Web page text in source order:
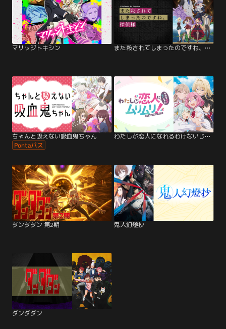
マリッジトキシン また殺されてしまったのですね、探偵様
ちゃんと吸えない吸血鬼ちゃん わたしが恋人になれるわけないじゃん、…
ダンダダン 第2期 鬼人幻燈抄
ダンダダン